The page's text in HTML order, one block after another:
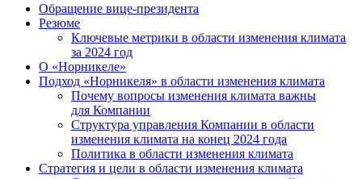
Обращение вице-президента
Резюме
Ключевые метрики в области изменения климата
за 2024 год
О «Норникеле»
Подход «Норникеля» в области изменения климата
Почему вопросы изменения климата важны
для Компании
Структура управления Компании в области
изменения климата на конец 2024 года
Политика в области изменения климата
Стратегия и цели в области изменения климата